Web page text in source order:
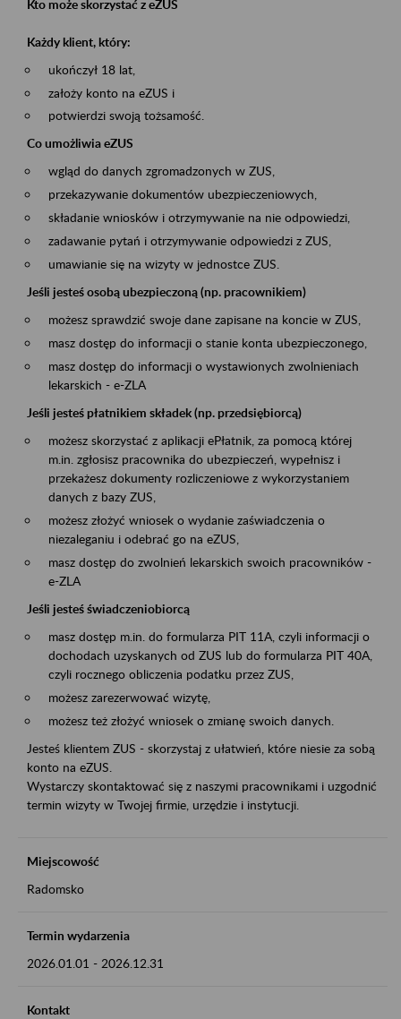
Kto może skorzystać z eZUS
Każdy klient, który:
ukończył 18 lat,
założy konto na eZUS i
potwierdzi swoją tożsamość.
Co umożliwia eZUS
wgląd do danych zgromadzonych w ZUS,
przekazywanie dokumentów ubezpieczeniowych,
składanie wniosków i otrzymywanie na nie odpowiedzi,
zadawanie pytań i otrzymywanie odpowiedzi z ZUS,
umawianie się na wizyty w jednostce ZUS.
Jeśli jesteś osobą ubezpieczoną (np. pracownikiem)
możesz sprawdzić swoje dane zapisane na koncie w ZUS,
masz dostęp do informacji o stanie konta ubezpieczonego,
masz dostęp do informacji o wystawionych zwolnieniach
lekarskich - e-ZLA
Jeśli jesteś płatnikiem składek (np. przedsiębiorcą)
możesz skorzystać z aplikacji ePłatnik, za pomocą której
m.in. zgłosisz pracownika do ubezpieczeń, wypełnisz i
przekażesz dokumenty rozliczeniowe z wykorzystaniem
danych z bazy ZUS,
możesz złożyć wniosek o wydanie zaświadczenia o
niezaleganiu i odebrać go na eZUS,
masz dostęp do zwolnień lekarskich swoich pracowników -
e-ZLA
Jeśli jesteś świadczeniobiorcą
masz dostęp m.in. do formularza PIT 11A, czyli informacji o
dochodach uzyskanych od ZUS lub do formularza PIT 40A,
czyli rocznego obliczenia podatku przez ZUS,
możesz zarezerwować wizytę,
możesz też złożyć wniosek o zmianę swoich danych.
Jesteś klientem ZUS - skorzystaj z ułatwień, które niesie za sobą
konto na eZUS.
Wystarczy skontaktować się z naszymi pracownikami i uzgodnić
termin wizyty w Twojej firmie, urzędzie i instytucji.
Miejscowość
Radomsko
Termin wydarzenia
2026.01.01 - 2026.12.31
Kontakt